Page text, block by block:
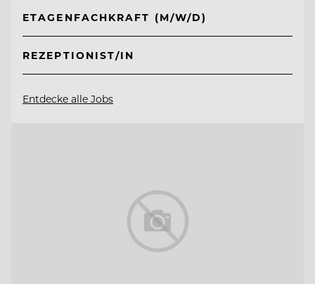
ETAGENFACHKRAFT (M/W/D)
REZEPTIONIST/IN
Entdecke alle Jobs